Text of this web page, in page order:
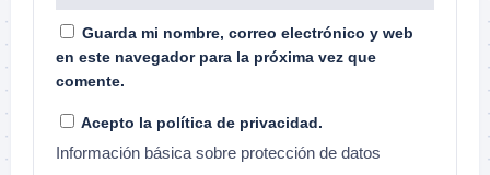
Guarda mi nombre, correo electrónico y web
en este navegador para la próxima vez que
comente.
Acepto la política de privacidad.
Información básica sobre protección de datos